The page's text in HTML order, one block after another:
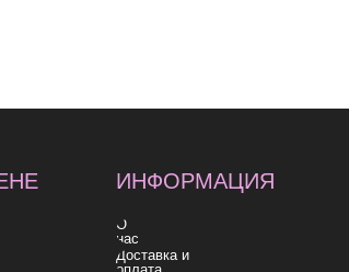
согласие на обработку